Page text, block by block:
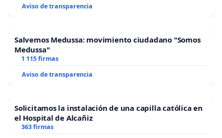
Aviso de transparencia
Salvemos Medussa: movimiento ciudadano "Somos
Medussa"
1 115 firmas
Aviso de transparencia
Solicitamos la instalación de una capilla católica en
el Hospital de Alcañiz
363 firmas